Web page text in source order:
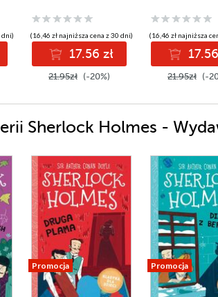
dni) (16,46 zł najniższa cena z 30 dni)
17.56 zł
21.95zł (-20%)
(16,46 zł najniższa
21.95zł (-
Sherlock Holmes -
Promocja Promocja